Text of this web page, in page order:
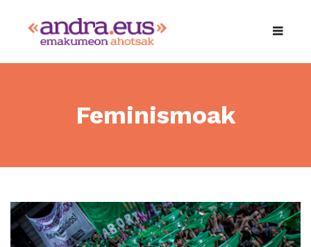
Feminismoak